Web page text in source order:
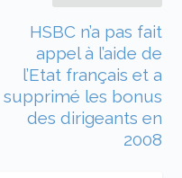
HSBC n’a pas fait
appel à l’aide de
l’Etat français et a
supprimé les bonus
des dirigeants en
2008